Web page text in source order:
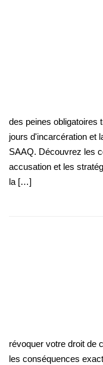
des peines obligatoires
jours d'incarcération et
SAAQ. Découvrez les
accusation et les
la […]
révoquer votre droit de
les conséquences